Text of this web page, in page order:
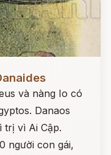
và nàng Io có
Danaos
trị vì Ai Cập.
người con gái,